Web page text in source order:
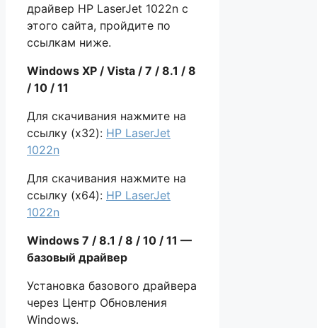
драйвер HP LaserJet 1022n с
этого сайта, пройдите по
ссылкам ниже.
Windows XP / Vista / 7 / 8.1 / 8
/ 10 / 11
Для скачивания нажмите на
ссылку (x32): HP LaserJet
1022n
Для скачивания нажмите на
ссылку (x64): HP LaserJet
1022n
Windows 7 / 8.1 / 8 / 10 / 11 —
базовый драйвер
Установка базового драйвера
через Центр Обновления
Windows.